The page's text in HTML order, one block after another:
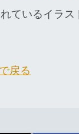
ているイラス
戻る